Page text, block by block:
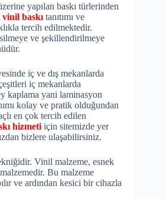
yapılan baskı türlerinden
baskı tanıtımı ve
tercih edilmektedir.
ve şekillendirilmeye
iç ve dış mekanlarda
iç mekanlarda
kaplama yani laminasyon
kolay ve pratik olduğundan
en çok tercih edilen
hizmeti için sitemizde yer
bizlere ulaşabilirsiniz.
Vinil malzeme, esnek
Bu malzeme
ve ardından kesici bir cihazla